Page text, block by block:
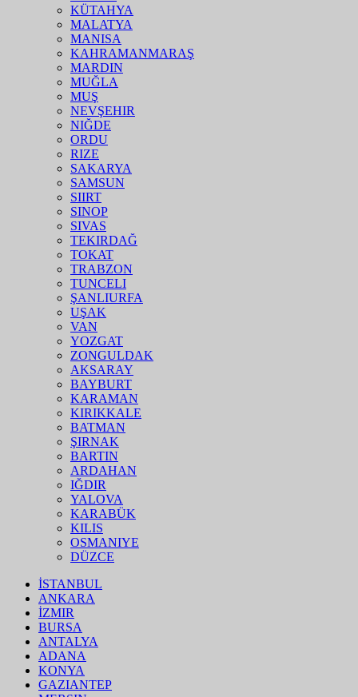
KÜTAHYA
MALATYA
MANISA
KAHRAMANMARAŞ
MARDIN
MUĞLA
MUŞ
NEVŞEHIR
NIĞDE
ORDU
RIZE
SAKARYA
SAMSUN
SIIRT
SINOP
SIVAS
TEKIRDAĞ
TOKAT
TRABZON
TUNCELI
ŞANLIURFA
UŞAK
VAN
YOZGAT
ZONGULDAK
AKSARAY
BAYBURT
KARAMAN
KIRIKKALE
BATMAN
ŞIRNAK
BARTIN
ARDAHAN
IĞDIR
YALOVA
KARABÜK
KILIS
OSMANIYE
DÜZCE
İSTANBUL
ANKARA
İZMIR
BURSA
ANTALYA
ADANA
KONYA
GAZIANTEP